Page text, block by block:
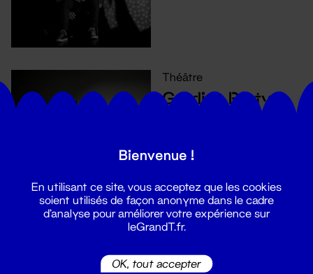
Théâtre
Gardien Party
Les Fauves
Bienvenue !
En utilisant ce site, vous acceptez que les cookies
soient utilisés de façon anonyme dans le cadre
d'analyse pour améliorer votre expérience sur
leGrandT.fr.
OK, tout accepter